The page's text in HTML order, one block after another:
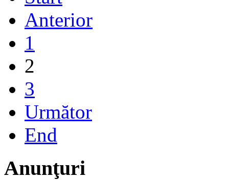
Anterior
1
2
3
Următor
End
Anunţuri